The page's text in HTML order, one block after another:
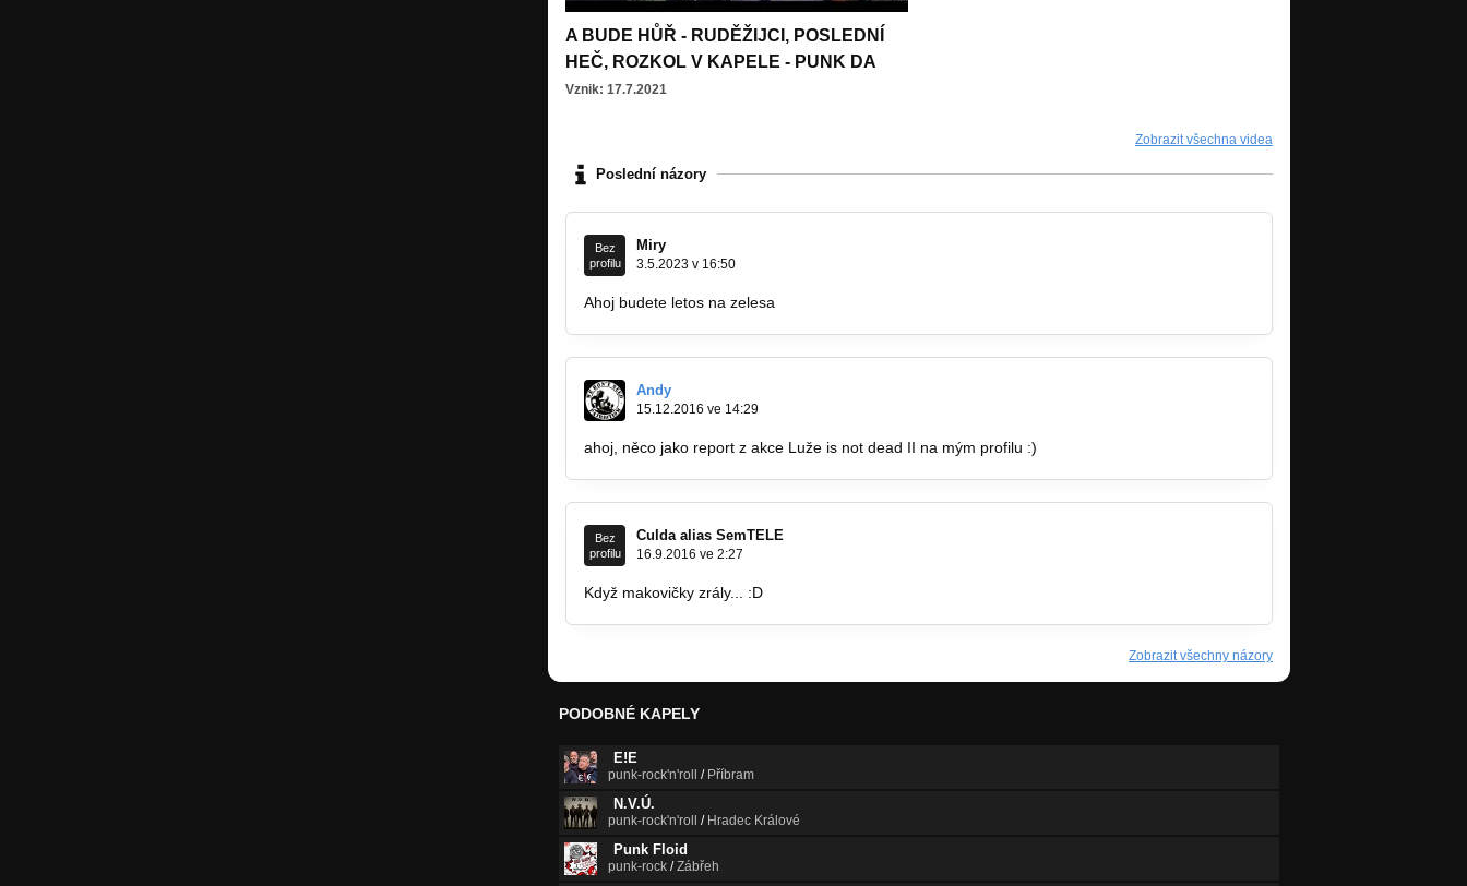
A BUDE HŮŘ - RUDĚŽIJCI, POSLEDNÍ
HEČ, ROZKOL V KAPELE - PUNK DA
Vznik: 17.7.2021
Zobrazit všechna videa
Poslední názory
Bez
profilu
Miry
3.5.2023 v 16:50
Ahoj budete letos na zelesa
Andy
15.12.2016 ve 14:29
ahoj, něco jako report z akce Luže is not dead II na mým profilu :)
Bez
profilu
Culda alias SemTELE
16.9.2016 ve 2:27
Když makovičky zrály... :D
Zobrazit všechny názory
PODOBNÉ KAPELY
E!E
punk-rock'n'roll / Příbram
N.V.Ú.
punk-rock'n'roll / Hradec Králové
Punk Floid
punk-rock /Zábřeh